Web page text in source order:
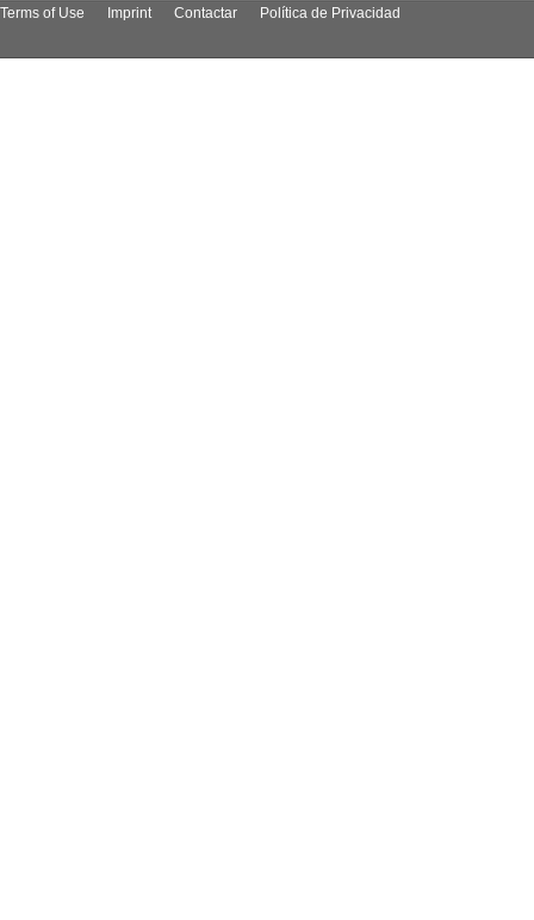
Terms of Use Imprint Contactar Política de Privacidad